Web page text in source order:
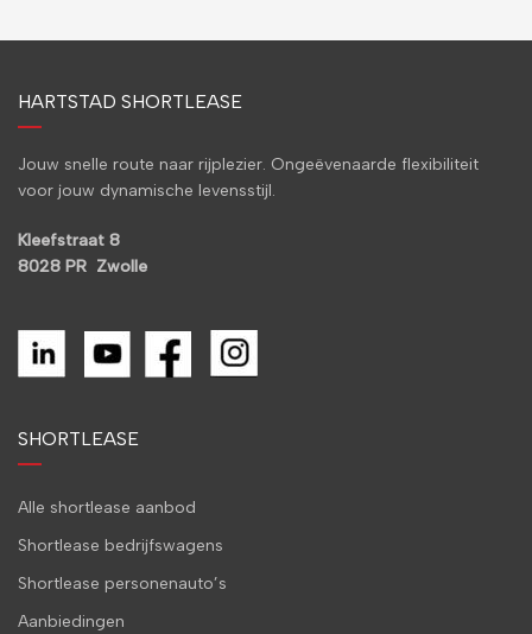
HARTSTAD SHORTLEASE
Jouw snelle route naar rijplezier. Ongeëvenaarde flexibiliteit
voor jouw dynamische levensstijl.
Kleefstraat 8
8028 PR Zwolle
SHORTLEASE
Alle shortlease aanbod
Shortlease bedrijfswagens
Shortlease personenauto’s
Aanbiedingen